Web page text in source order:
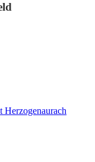
Herzogenaurach